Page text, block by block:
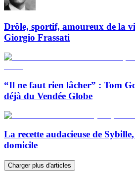
Drôle, sportif, amoureux de la
Giorgio Frassati
“Il ne faut rien lâcher” : Tom
déjà du Vendée Globe
La recette audacieuse de
domicile
Charger plus d'articles